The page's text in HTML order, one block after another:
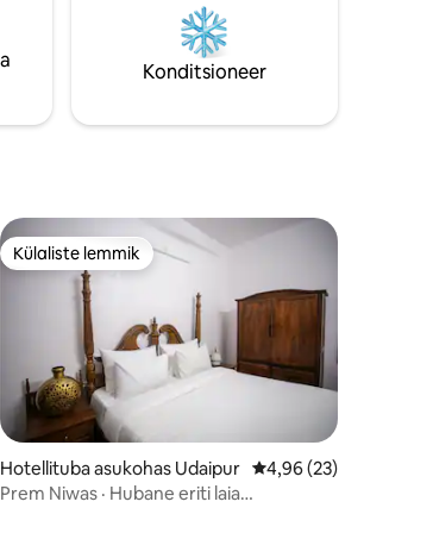
Bazaar , Hawa Mahal ja City Palace.
Korraldatud on ka sellest
„toiduvalmistamiskursustest“.
Konditsioneer
Külaliste lemmik
Külaliste lemmik
Hotellituba asukohas Udaipur Keskmine hinnang
4,96 (23)
Prem Niwas · Hubane eriti laia